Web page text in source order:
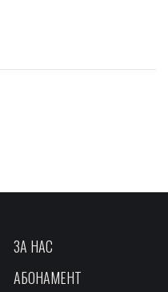
ЗА НАС
АБОНАМЕНТ